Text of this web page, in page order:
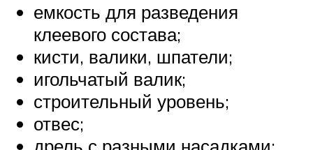
емкость для разведения
клеевого состава;
кисти, валики, шпатели;
игольчатый валик;
строительный уровень;
отвес;